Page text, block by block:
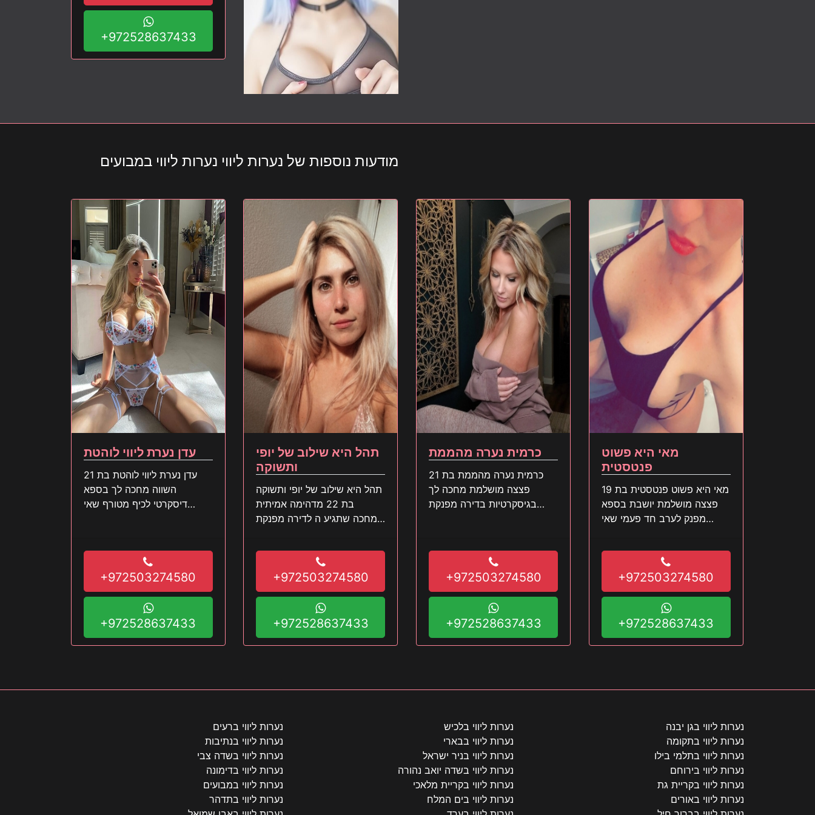
+972528637433
מודעות נוספות של נערות ליווי נערות ליווי במבועים
עדן נערת ליווי לוהטת
עדן נערת ליווי לוהטת בת 21
השווה מחכה לך בספא
דיסקרטי לכיף מטורף שאי
+972503274580
+972528637433
תהל היא שילוב של יופי
ותשוקה
תהל היא שילוב של יופי ותשוקה
בת 22 מדהימה אמיתית
שמחכה שתגיע ה לדירה מפנקת
+972503274580
+972528637433
כרמית נערה מהממת
כרמית נערה מהממת בת 21
פצצה מושלמת מחכה לך
בגיסקרטיות בדירה מפנקת
+972503274580
+972528637433
מאי היא פשוט
פנטסטית
מאי היא פשוט פנטסטית בת 19
פצצה מושלמת יושבת בספא
מפנק לערב חד פעמי שאי
+972503274580
+972528637433
נערות ליווי ברעים
נערות ליווי בנתיבות
נערות ליווי בשדה צבי
נערות ליווי בדימונה
נערות ליווי במבועים
נערות ליווי בתדהר
נערות ליווי בלכיש
נערות ליווי בבארי
נערות ליווי בניר ישראל
נערות ליווי בשדה יואב נהורה
נערות ליווי בקריית מלאכי
נערות ליווי בים המלח
נערות ליווי בגן יבנה
נערות ליווי בתקומה
נערות ליווי בתלמי בילו
נערות ליווי בירוחם
נערות ליווי בקריית גת
נערות ליווי באורים